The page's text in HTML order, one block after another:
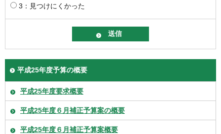
3：見つけにくかった
平成25年度予算の概要
平成25年度要求概要
平成25年度６月補正予算案の概要
平成25年度６月補正予算案概要